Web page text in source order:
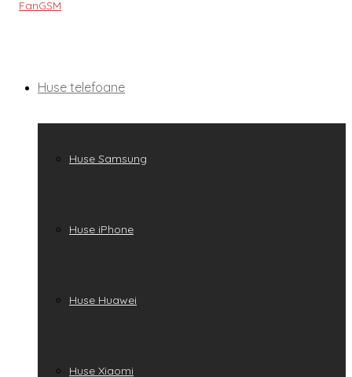
Huse telefoane
Huse Samsung
Huse iPhone
Huse Huawei
Huse Xiaomi